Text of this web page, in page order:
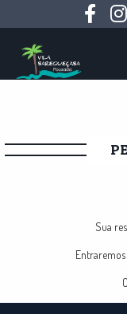
Sua